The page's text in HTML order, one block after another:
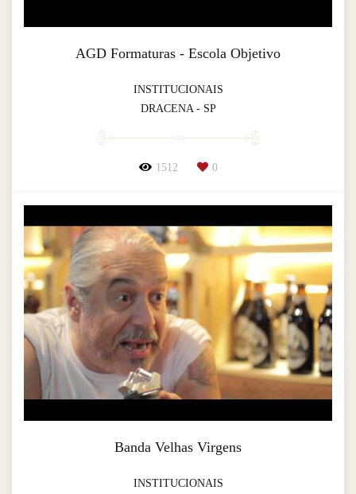
AGD Formaturas - Escola Objetivo
INSTITUCIONAIS
DRACENA - SP
1512 0
Banda Velhas Virgens
INSTITUCIONAIS